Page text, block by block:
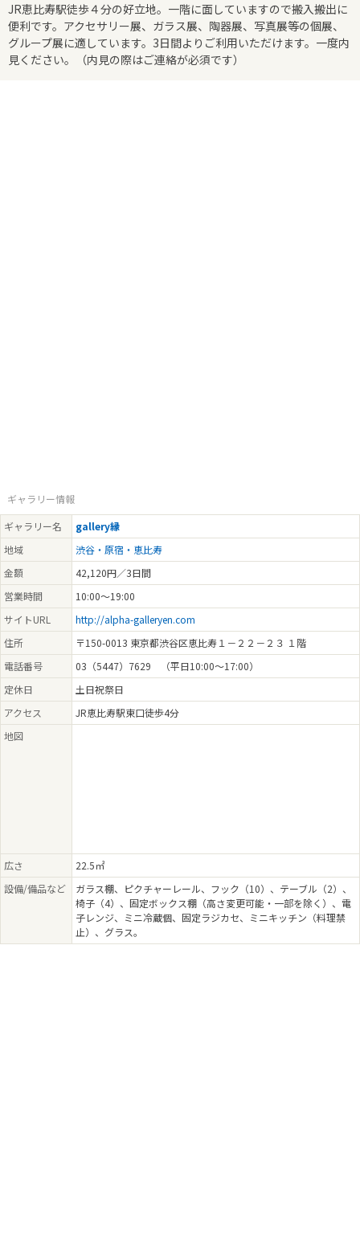
JR恵比寿駅徒歩４分の好立地。一階に面していますので搬入搬出に
便利です。アクセサリー展、ガラス展、陶器展、写真展等の個展、
グループ展に適しています。3日間よりご利用いただけます。一度内
見ください。（内見の際はご連絡が必須です）
ギャラリー情報
ギャラリー名
gallery縁
地域
渋谷・原宿・恵比寿
金額
42,120円／3日間
営業時間
10:00～19:00
サイトURL
http://alpha-galleryen.com
住所
〒150-0013 東京都渋谷区恵比寿１－２２－２３ １階
電話番号
03（5447）7629 （平日10:00～17:00）
定休日
土日祝祭日
アクセス
JR恵比寿駅東口徒歩4分
地図
広さ
22.5㎡
設備/備品など
ガラス棚、ピクチャーレール、フック（10）、テーブル（2）、
椅子（4）、固定ボックス棚（高さ変更可能・一部を除く）、電
子レンジ、ミニ冷蔵個、固定ラジカセ、ミニキッチン（料理禁
止）、グラス。